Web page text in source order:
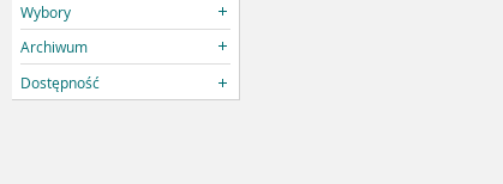
Wybory
Archiwum
Dostępność